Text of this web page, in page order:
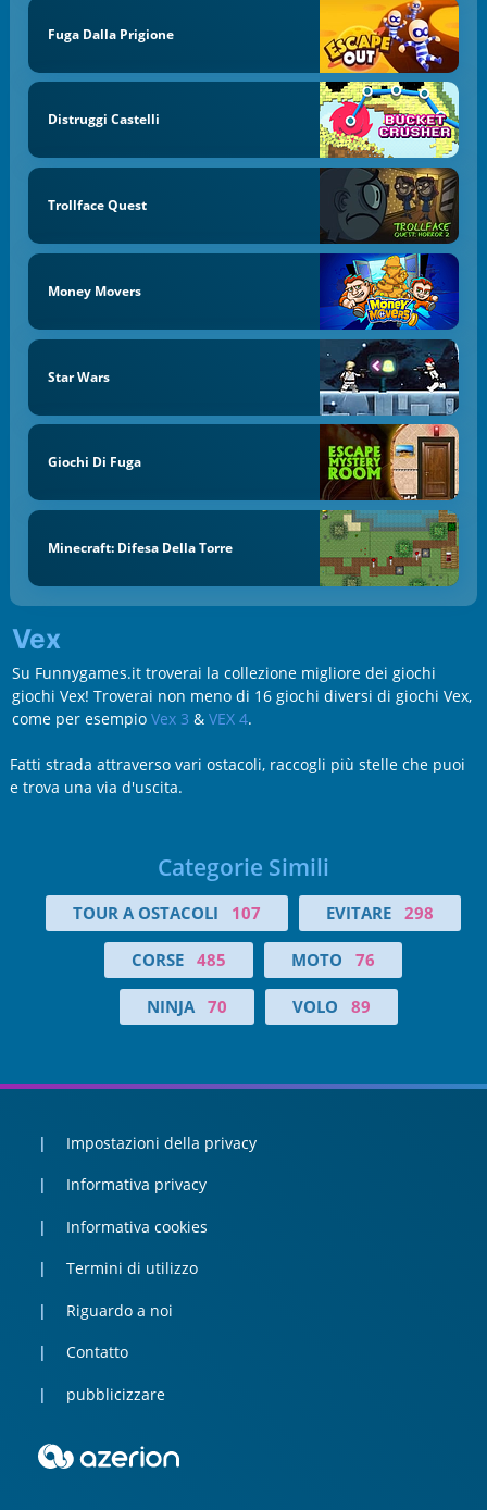
Fuga Dalla Prigione
Distruggi Castelli
Trollface Quest
Money Movers
Star Wars
Giochi Di Fuga
Minecraft: Difesa Della Torre
Vex
Su Funnygames.it troverai la collezione migliore dei giochi
giochi Vex! Troverai non meno di 16 giochi diversi di giochi Vex,
come per esempio Vex 3 & VEX 4.
Fatti strada attraverso vari ostacoli, raccogli più stelle che puoi
e trova una via d'uscita.
Categorie Simili
TOUR A OSTACOLI 107 EVITARE 298
CORSE 485 MOTO 76
NINJA 70 VOLO 89
Impostazioni della privacy
Informativa privacy
Informativa cookies
Termini di utilizzo
Riguardo a noi
Contatto
pubblicizzare